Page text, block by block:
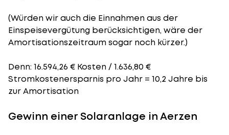
(Würden wir auch die Einnahmen aus der
Einspeisevergütung berücksichtigen, wäre der
Amortisationszeitraumsogar noch kürzer.)
Denn: 16.594,26 € Kosten / 1.636,80 €
Stromkostenersparnis pro Jahr = 10,2 Jahre bis
zur Amortisation
Gewinn einer Solaranlage in Aerzen